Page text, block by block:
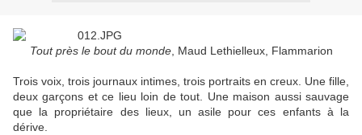
Tout près le bout du monde, Maud Lethielleux, Flammarion
Trois voix, trois journaux intimes, trois portraits en creux. Une fille,
deux garçons et ce lieu loin de tout. Une maison aussi sauvage
que la propriétaire des lieux, un asile pour ces enfants à la
dérive.